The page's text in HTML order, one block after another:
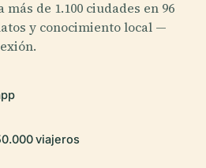
de 1.100 ciudades en 96
y conocimiento local —
viajeros